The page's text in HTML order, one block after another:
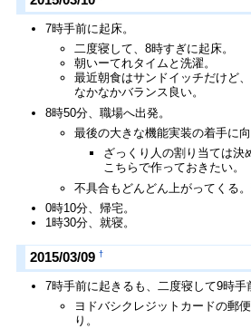
7時手前に起床。
二度寝して、8時すぎに起床。
朝いーてれタイムと洗濯。
最近朝食はサンドイッチだけど
なかなかバランス良い。
8時50分、職場へ出発。
最後の大きな機能実装の着手に
ざっくり人の割り当ては決
こちらで作っておきたい。
不具合もどんどん上がってくる。
0時10分、帰宅。
1時30分、就寝。
2015/03/09 †
7時手前に起きるも、二度寝して9時手
ヨドバシクレジットカードの郵
り。